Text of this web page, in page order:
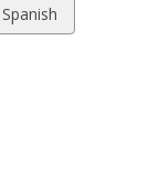
View
all
Spanish